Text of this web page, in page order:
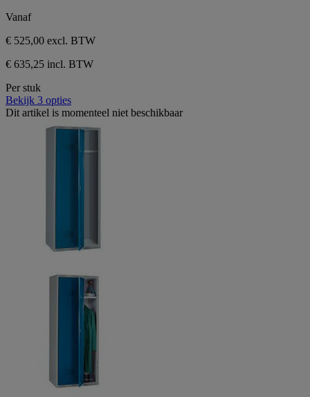
Vanaf
€ 525,00 excl. BTW
€ 635,25 incl. BTW
Per stuk
Bekijk 3 opties
Dit artikel is momenteel niet beschikbaar